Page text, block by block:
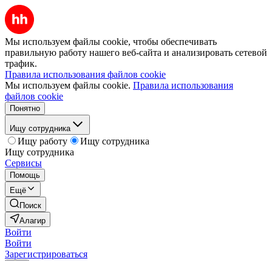
Мы используем файлы cookie, чтобы обеспечивать
правильную работу нашего веб-сайта и анализировать сетевой
трафик.
Правила использования файлов cookie
Мы используем файлы cookie. Правила использования
файлов cookie
Понятно
Ищу сотрудника
Ищу работу
Ищу сотрудника
Ищу сотрудника
Сервисы
Помощь
Ещё
Поиск
Алагир
Войти
Войти
Зарегистрироваться